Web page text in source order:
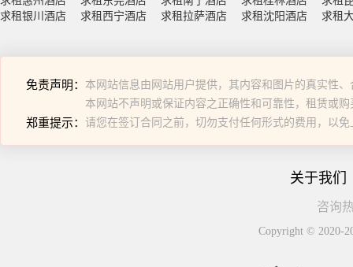
求租银川酒店
求租西宁酒店 求租拉萨酒店 求租沈阳酒店 求租
免责声明： 本网站信息由网站用户提供，其内容和图片的真实性
本网站不声明或保证内容之正确性和可靠性，租赁或
郑重提示： 请您在签订合同之前，切勿支付任何形式的费用，以免
关于我们
咨询
Copyright © 2020-